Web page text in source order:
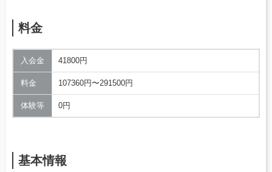
料金
入会金 41800円
料金 107360円〜291500円
体験等 0円
基本情報